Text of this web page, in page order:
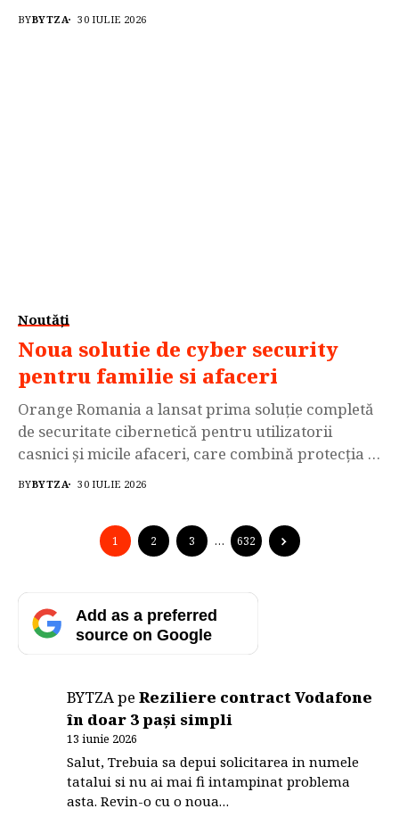
ridică la 3.200.000 €. Iar pe lacul respectiv nu vor
BYBYTZA 30 IULIE 2026
Noutăți
Noua solutie de cyber security
pentru familie si afaceri
Orange Romania a lansat prima soluție completă
de securitate cibernetică pentru utilizatorii
casnici și micile afaceri, care combină protecția la
nivel de dispozitiv cu cea la nivel de rețea. Cu
internet fără griji, pot face tranzacții și
cumpărături online fără riscuri, iar identitatea și
BYBYTZA 30 IULIE 2026
1 2 3 … 632
Add as a preferred
source on Google
BYTZApeReziliere contract Vodafone
în doar 3 pași simpli
13 iunie 2026
Salut, Trebuia sa depui solicitarea in numele
tatalui si nu ai mai fi intampinat problema
asta. Revin-o cu o noua…